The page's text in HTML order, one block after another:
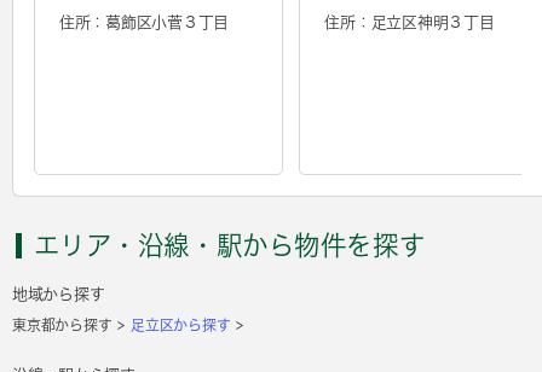
住所：葛飾区小菅３丁目 住所：足立区神明３丁目
エリア・沿線・駅から物件を探す
地域から探す
東京都から探す 足立区から探す